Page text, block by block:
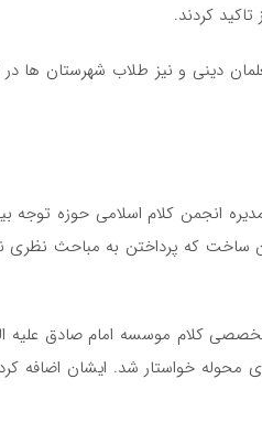
کردند.
دینی و نیز طلاب شهرستان ها
انجمن کلام اسلامی حوزه توجه
که پرداختن به مباحث نظری
کلام موسسه امام صادق علیه
خواستار شد. ایشان اضافه کرد